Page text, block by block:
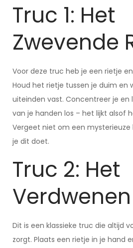
Truc 1: Het
Zwevende
Voor deze truc heb je een rietje
Houd het rietje tussen je duim en
uiteinden vast. Concentreer je en
van je handen los – het lijkt alsof
Vergeet niet om een
je dit doet.
Truc 2: Het
Dit is een klassieke truc die altijd
zorgt. Plaats een rietje in je hand